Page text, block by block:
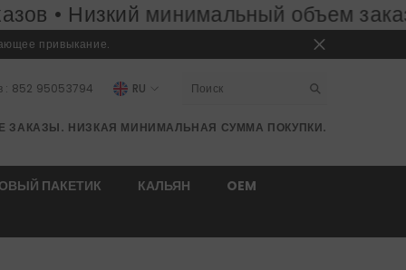
минимальный объем заказа:50 штук
привыкание.
: 852 95053794
RU
ЗАКАЗЫ. НИЗКАЯ МИНИМАЛЬНАЯ СУММА ПОКУПКИ.
ПАКЕТИК КАЛЬЯН
OEM